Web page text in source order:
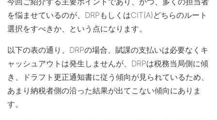
を悩ませているのが、DRPもしくはCIT(A)どちらのルート
選択をすべきか、という点になります。
以下の表の通り、DRPの場合、賦課の支払いは必要なくキ
ャッシュアウトは発生しませんが、DRPは税務当局側に傾
き、ドラフト更正通知書に従う傾向が見られているため、
あまり納税者側の沿った結果が出てこない傾向にありま
す。